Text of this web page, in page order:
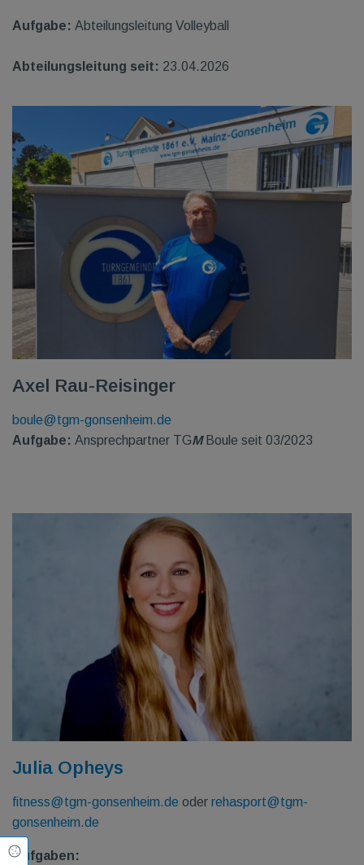
Aufgabe: Abteilungsleitung Volleyball
Abteilungsleitung seit: 23.04.2026
Axel Rau-Reisinger
boule@tgm-gonsenheim.de
Aufgabe: Ansprechpartner TGMBoule seit 03/2023
Julia Opheys
fitness@tgm-gonsenheim.de oder rehasport@tgm-
gonsenheim.de
Aufgaben:
Cookie Einstellungen